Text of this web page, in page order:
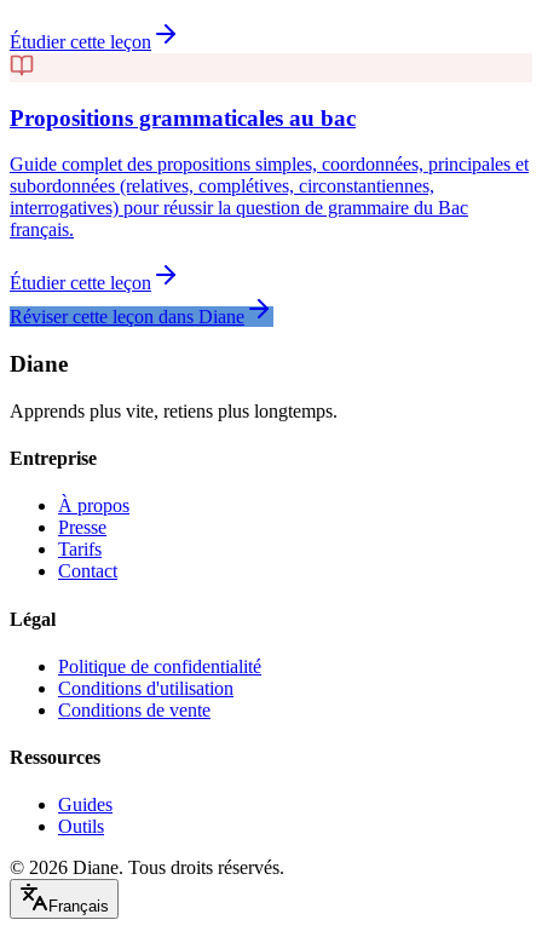
Étudier cette leçon
Propositions grammaticales au bac
Guide complet des propositions simples, coordonnées, principales et
subordonnées (relatives, complétives, circonstantiennes,
interrogatives) pour réussir la question de grammaire du Bac
français.
Étudier cette leçon
Réviser cette leçon dans Diane
Diane
Apprends plus vite, retiens plus longtemps.
Entreprise
À propos
Presse
Tarifs
Contact
Légal
Politique de confidentialité
Conditions d'utilisation
Conditions de vente
Ressources
Guides
Outils
© 2026 Diane. Tous droits réservés.
Français